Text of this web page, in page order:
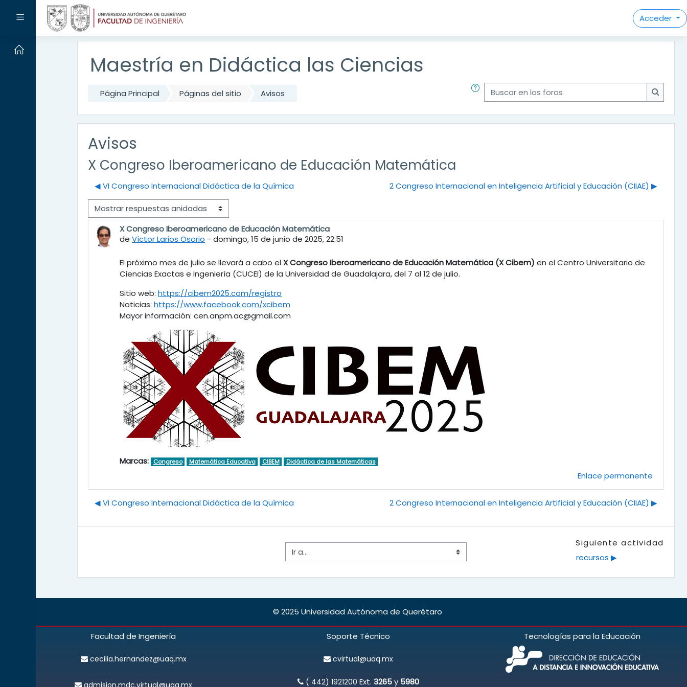
Panel lateral Acceder
Salta al contenido principal
Maestría en Didáctica las Ciencias
Página Principal Páginas del sitio Avisos Buscar en los foros
Buscar
Avisos
X Congreso Iberoamericano de Educación Matemática
◀︎ VI Congreso Internacional Didáctica de la Química 2 Congreso Internacional en Inteligencia Artificial y Educación (CIIAE) ▶︎
Mostrar modo
X Congreso Iberoamericano de Educación Matemática
de Víctor Larios Osorio - domingo, 15 de junio de 2025, 22:51
Número de respuestas: 0
El próximo mes de julio se llevará a cabo elX Congreso Iberoamericano de Educación Matemática (X Cibem) en el Centro Universitario de
Ciencias Exactas e Ingeniería (CUCEI) de la Universidad de Guadalajara, del 7 al 12 de julio.
Sitio web: https://cibem2025.com/registro
Noticias: https://www.facebook.com/xcibem
Mayor información: cen.anpm.ac@gmail.com
Marcas: Congreso Matemática Educativa CIBEM Didáctica de las Matemáticas
Enlace permanente
◀︎ VI Congreso Internacional Didáctica de la Química 2 Congreso Internacional en Inteligencia Artificial y Educación (CIIAE) ▶︎
Ir a...
Siguiente actividad
recursos ▶︎
© 2025 Universidad Autónoma de Querétaro
Facultad de Ingeniería
cecilia.hernandez@uaq.mx
admision.mdc.virtual@uaq.mx
Soporte Técnico
cvirtual@uaq.mx
( 442) 1921200Ext.3265y 5980
Tecnologías para la Educación